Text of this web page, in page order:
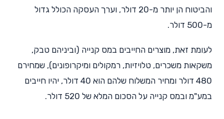
והביטוח הן יותר מ-20 דולר, וערך העסקה הכולל גדול
מ-500 דולר.
לעומת זאת, מוצרים החייבים במס קנייה (וביניהם טבק,
משקאות משכרים, טלויזיות, רמקולים ומיקרופונים), שמחירם
480 דולר ומחיר המשלוח שלהם הוא 40 דולר, יהיו חייבים
במע"מ ובמס קנייה על הסכום המלא של 520 דולר.